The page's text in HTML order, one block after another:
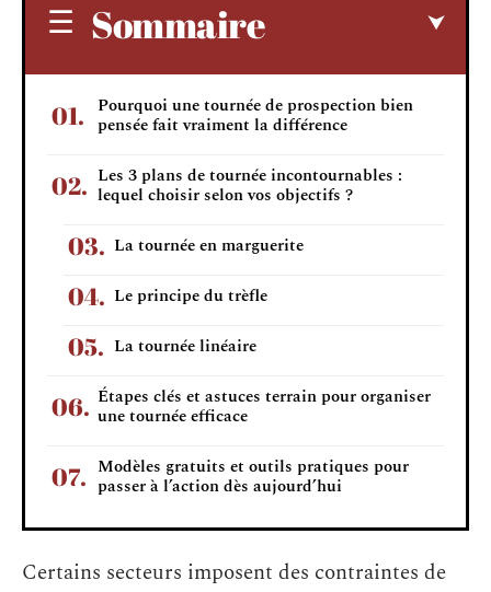
Sommaire
Pourquoi une tournée de prospection bien
pensée fait vraiment la différence
Les 3 plans de tournée incontournables :
lequel choisir selon vos objectifs ?
La tournée en marguerite
Le principe du trèfle
La tournée linéaire
Étapes clés et astuces terrain pour organiser
une tournée efficace
Modèles gratuits et outils pratiques pour
passer à l’action dès aujourd’hui
Certains secteurs imposent des contraintes de